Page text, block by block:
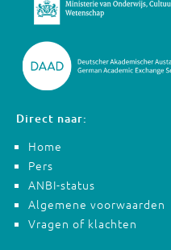
Direct naar:
Home
Pers
ANBI-status
Algemene voorwaarden
Vragen of klachten